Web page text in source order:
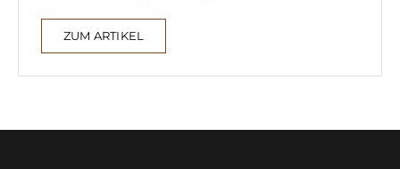
ZUM ARTIKEL